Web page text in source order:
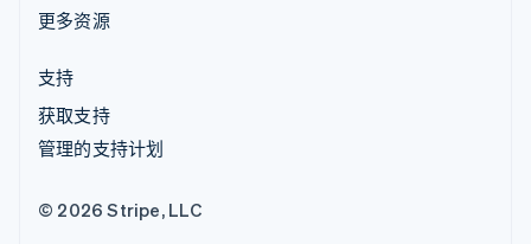
更多资源
支持
获取支持
管理的支持计划
© 2026 Stripe, LLC